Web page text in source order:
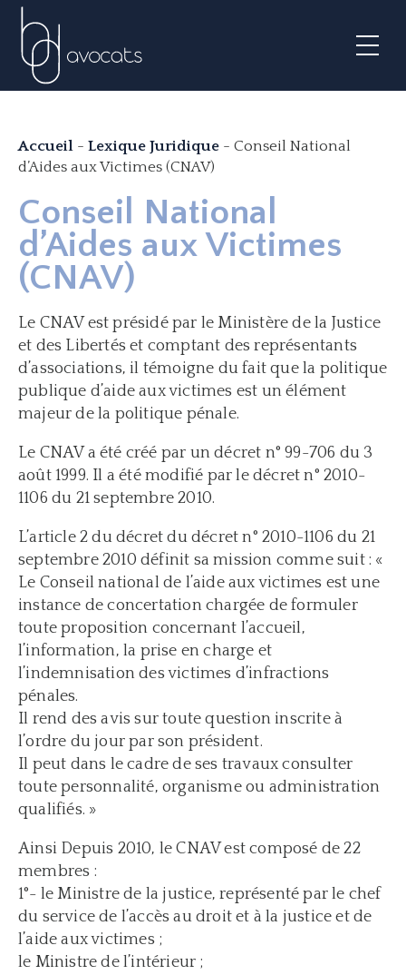
Accueil - Lexique Juridique - Conseil National
d’Aides aux Victimes (CNAV)
Conseil National
d’Aides aux Victimes
(CNAV)
Le CNAV est présidé par le Ministère de la Justice
et des Libertés et comptant des représentants
d’associations, il témoigne du fait que la politique
publique d’aide aux victimes est un élément
majeur de la politique pénale.
Le CNAV a été créé par un décret n° 99-706 du 3
août 1999. Il a été modifié par le décret n° 2010-
1106 du 21 septembre 2010.
L’article 2 du décret du décret n° 2010-1106 du 21
septembre 2010 définit sa mission comme suit : «
Le Conseil national de l’aide aux victimes est une
instance de concertation chargée de formuler
toute proposition concernant l’accueil,
l’information, la prise en charge et
l’indemnisation des victimes d’infractions
pénales.
Il rend des avis sur toute question inscrite à
l’ordre du jour par son président.
Il peut dans le cadre de ses travaux consulter
toute personnalité, organisme ou administration
qualifiés. »
Ainsi Depuis 2010, le CNAV est composé de 22
membres :
1°- le Ministre de la justice, représenté par le chef
du service de l’accès au droit et à la justice et de
l’aide aux victimes ;
le Ministre de l’intérieur ;